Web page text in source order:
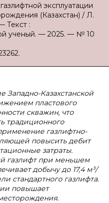
эксплуатации
(Казахстан) / Л.
Текст :
ученый. — 2025. — № 10
Западно-Казахстанской
пластового
скважин, что
традиционного
газлифтно-
повысить дебит
затраты.
газлифт при меньшем
добычу до 17,4 м³/
стандартного газлифта.
повышает